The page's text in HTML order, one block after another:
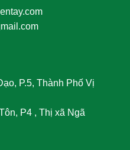
P.5, Thành Phố Vị
P4 , Thị xã Ngã